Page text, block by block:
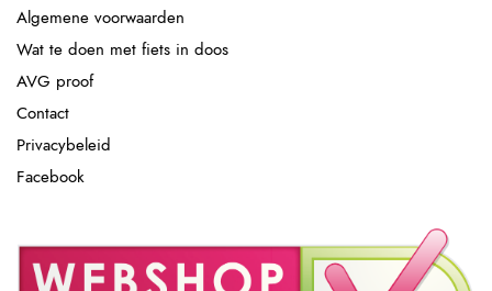
Algemene voorwaarden
Wat te doen met fiets in doos
AVG proof
Contact
Privacybeleid
Facebook